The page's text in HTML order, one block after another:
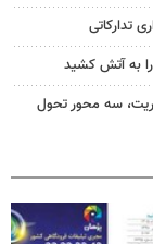
تدارکاتی
به آتش کشید
سه محور تحول